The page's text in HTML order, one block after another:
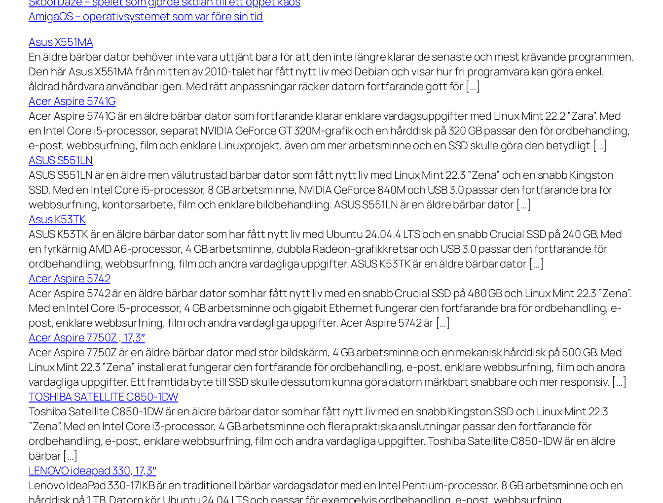
AmigaOS – operativsystemet som var före sin tid
Asus X551MA
En äldre bärbar dator behöver inte vara uttjänt bara för att den inte längre klarar de senaste och mest krävande programmen.
Den här Asus X551MA från mitten av 2010-talet har fått nytt liv med Debian och visar hur fri programvara kan göra enkel,
åldrad hårdvara användbar igen. Med rätt anpassningar räcker datorn fortfarande gott för […]
Acer Aspire 5741G
Acer Aspire 5741G är en äldre bärbar dator som fortfarande klarar enklare vardagsuppgifter med Linux Mint 22.2 ”Zara”. Med
en Intel Core i5-processor, separat NVIDIA GeForce GT 320M-grafik och en hårddisk på 320 GB passar den för ordbehandling,
e-post, webbsurfning, film och enklare Linuxprojekt, även om mer arbetsminne och en SSD skulle göra den betydligt […]
ASUS S551LN
ASUS S551LN är en äldre men välutrustad bärbar dator som fått nytt liv med Linux Mint 22.3 ”Zena” och en snabb Kingston
SSD. Med en Intel Core i5-processor, 8 GB arbetsminne, NVIDIA GeForce 840M och USB 3.0 passar den fortfarande bra för
webbsurfning, kontorsarbete, film och enklare bildbehandling. ASUS S551LN är en äldre bärbar dator […]
Asus K53TK
ASUS K53TK är en äldre bärbar dator som har fått nytt liv med Ubuntu 24.04.4 LTS och en snabb Crucial SSD på 240 GB. Med
en fyrkärnig AMD A6-processor, 4 GB arbetsminne, dubbla Radeon-grafikkretsar och USB 3.0 passar den fortfarande för
ordbehandling, webbsurfning, film och andra vardagliga uppgifter. ASUS K53TK är en äldre bärbar dator […]
Acer Aspire 5742
Acer Aspire 5742 är en äldre bärbar dator som har fått nytt liv med en snabb Crucial SSD på 480 GB och Linux Mint 22.3 ”Zena”.
Med en Intel Core i5-processor, 4 GB arbetsminne och gigabit Ethernet fungerar den fortfarande bra för ordbehandling, e-
post, enklare webbsurfning, film och andra vardagliga uppgifter. Acer Aspire 5742 är […]
Acer Aspire 7750Z , 17,3″
Acer Aspire 7750Z är en äldre bärbar dator med stor bildskärm, 4 GB arbetsminne och en mekanisk hårddisk på 500 GB. Med
Linux Mint 22.3 ”Zena” installerat fungerar den fortfarande för ordbehandling, e-post, enklare webbsurfning, film och andra
vardagliga uppgifter. Ett framtida byte till SSD skulle dessutom kunna göra datorn märkbart snabbare och mer responsiv. […]
TOSHIBA SATELLITE C850-1DW
Toshiba Satellite C850-1DW är en äldre bärbar dator som har fått nytt liv med en snabb Kingston SSD och Linux Mint 22.3
”Zena”. Med en Intel Core i3-processor, 4 GB arbetsminne och flera praktiska anslutningar passar den fortfarande för
ordbehandling, e-post, enklare webbsurfning, film och andra vardagliga uppgifter. Toshiba Satellite C850-1DW är en äldre
bärbar […]
LENOVO ideapad 330, 17,3″
Lenovo IdeaPad 330-17IKB är en traditionell bärbar vardagsdator med en Intel Pentium-processor, 8 GB arbetsminne och en
hårddisk på 1 TB. Datorn kör Ubuntu 24.04 LTS och passar för exempelvis ordbehandling, e-post, webbsurfning,